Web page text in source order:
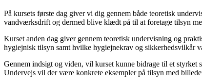
På kursets første dag giver vi dig gennem både teoretisk
vandværksdrift og dermed blive klædt på til at foretage tilsyn
Kurset anden dag giver gennem teoretisk undervisning og
hygiejnisk tilsyn samt hvilke hygiejnekrav og sikkerhedsvilkår
Gennem indsigt og viden, vil kurset kunne bidrage til et styrket
Undervejs vil der være konkrete eksempler på tilsyn med